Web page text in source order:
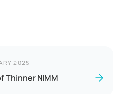
2025
Thinner NIMM